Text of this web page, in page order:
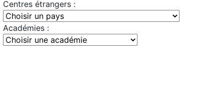
Centres étrangers :
Académies :